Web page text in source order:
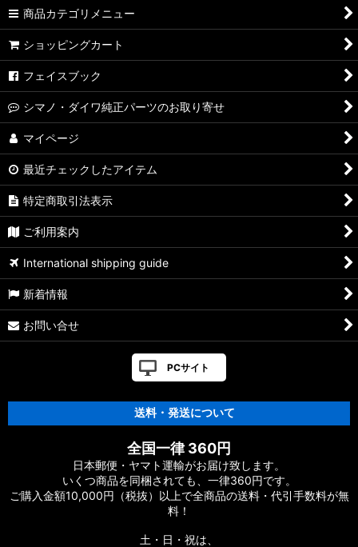
商品カテゴリメニュー
ショッピングカート
フェイスブック
シマノ・ダイワ純正パーツのお取り寄せ
マイページ
最近チェックしたアイテム
特定商取引法表示
ご利用案内
International shipping guide
新着情報
お問い合せ
PCサイト
送料・発送について
全国一律 360円
日本郵便・ヤマト運輸がお届け致します。
いくつ商品を同梱されても、一律360円です。
ご購入金額10,000円（税抜）以上で全商品の送料・代引手数料が無
料！
土・日・祝は、